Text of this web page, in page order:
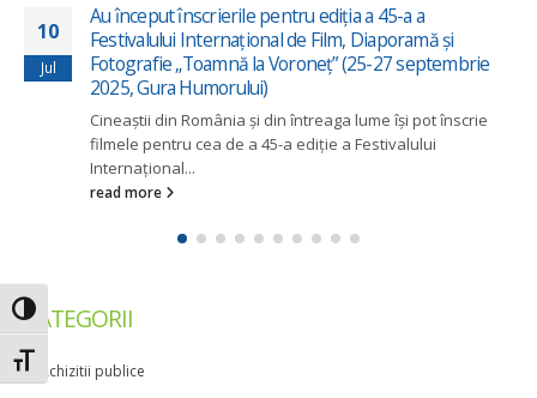
Toggle High Contrast
Toggle Font size
10
Jul
Au început înscrierile pentru ediția a 45-a a
Festivalului Internațional de Film, Diaporamă și
Fotografie „Toamnă la Voroneț” (25-27 septembrie
2025, Gura Humorului)
Cineaștii din România și din întreaga lume își pot înscrie
filmele pentru cea de a 45-a ediție a Festivalului
Internațional...
read more
CATEGORII
Achizitii publice